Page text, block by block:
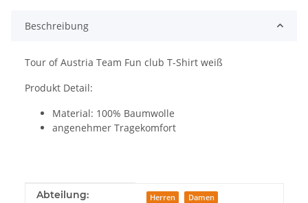
Beschreibung
Tour of Austria Team Fun club T-Shirt weiß
Produkt Detail:
Material: 100% Baumwolle
angenehmer Tragekomfort
Produkteigenschaft
Wert
Abteilung: Herren Damen